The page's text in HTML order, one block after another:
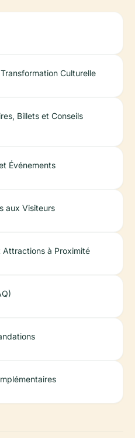
Culturelle
Billets et Conseils
Événements
aux Visiteurs
à Proximité